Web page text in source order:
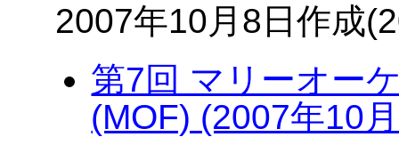
2007年10月8日作成
第7回 マリーオー
(MOF) (2007年10